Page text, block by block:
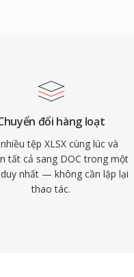
đổi hàng loạt
tệp XLSX cùng lúc và
tất cả sang DOC trong một
nhất — không cần lặp lại
thao tác.